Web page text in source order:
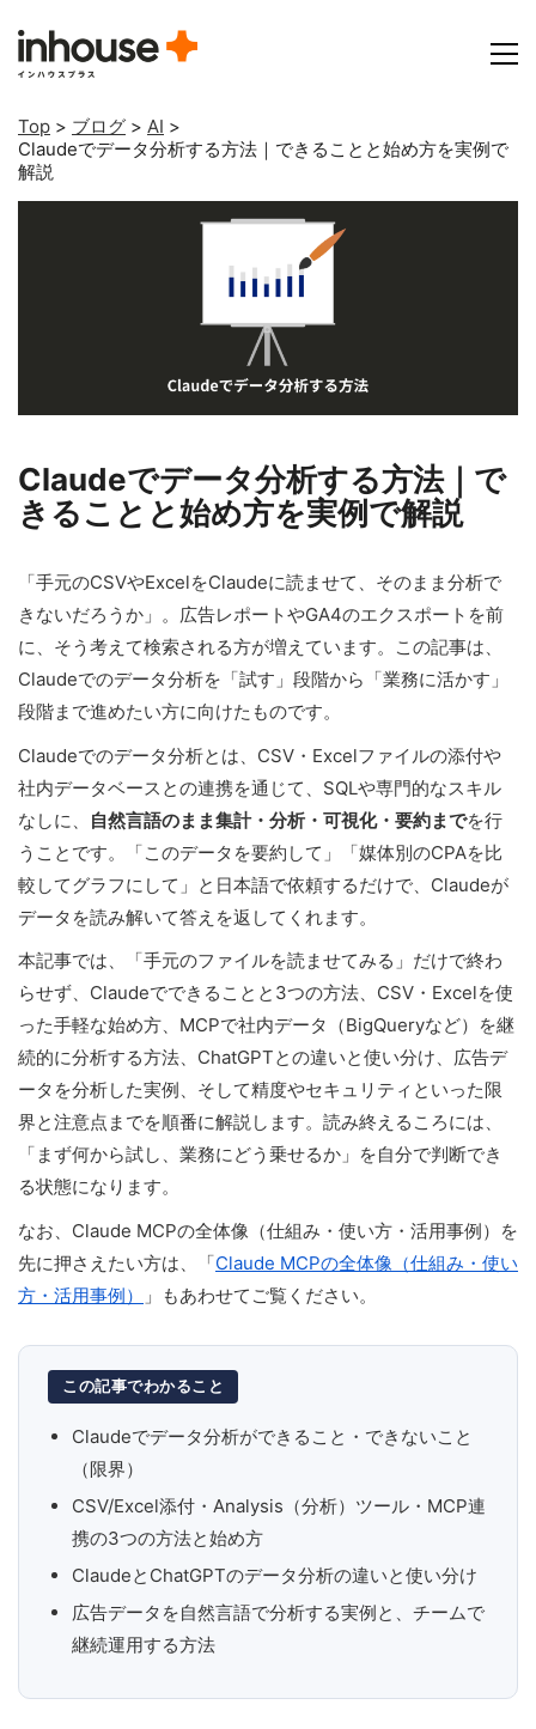
Top > ブログ > AI >
Claudeでデータ分析する方法｜できることと始め方を実例で
解説
Claudeでデータ分析する方法｜で
きることと始め方を実例で解説
「手元のCSVやExcelをClaudeに読ませて、そのまま分析で
きないだろうか」。広告レポートやGA4のエクスポートを前
に、そう考えて検索される方が増えています。この記事は、
Claudeでのデータ分析を「試す」段階から「業務に活かす」
段階まで進めたい方に向けたものです。
Claudeでのデータ分析とは、CSV・Excelファイルの添付や
社内データベースとの連携を通じて、SQLや専門的なスキル
なしに、
自然言語のまま集計・分析・可視化・要約までを行
うことです。「このデータを要約して」「媒体別のCPAを比
較してグラフにして」と日本語で依頼するだけで、Claudeが
データを読み解いて答えを返してくれます。
本記事では、「手元のファイルを読ませてみる」だけで終わ
らせず、Claudeでできることと3つの方法、CSV・Excelを使
った手軽な始め方、MCPで社内データ（BigQueryなど）を継
続的に分析する方法、ChatGPTとの違いと使い分け、広告デ
ータを分析した実例、そして精度やセキュリティといった限
界と注意点までを順番に解説します。読み終えるころには、
「まず何から試し、業務にどう乗せるか」を自分で判断でき
る状態になります。
なお、Claude MCPの全体像（仕組み・使い方・活用事例）を
先に押さえたい方は、「Claude MCPの全体像（仕組み・使い
方・活用事例）
」もあわせてご覧ください。
この記事でわかること
Claudeでデータ分析ができること・できないこと
（限界）
CSV/Excel添付・Analysis（分析）ツール・MCP連
携の3つの方法と始め方
ClaudeとChatGPTのデータ分析の違いと使い分け
広告データを自然言語で分析する実例と、チームで
継続運用する方法